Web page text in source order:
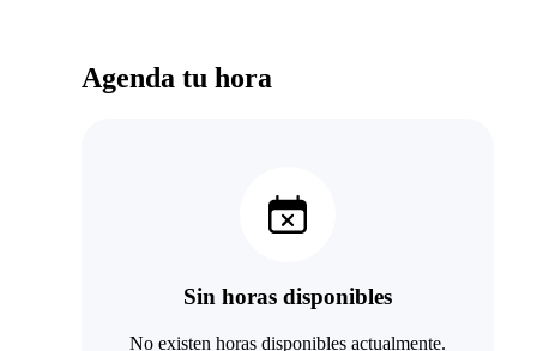
Agenda tu hora
Sin horas disponibles
No existen horas disponibles actualmente.